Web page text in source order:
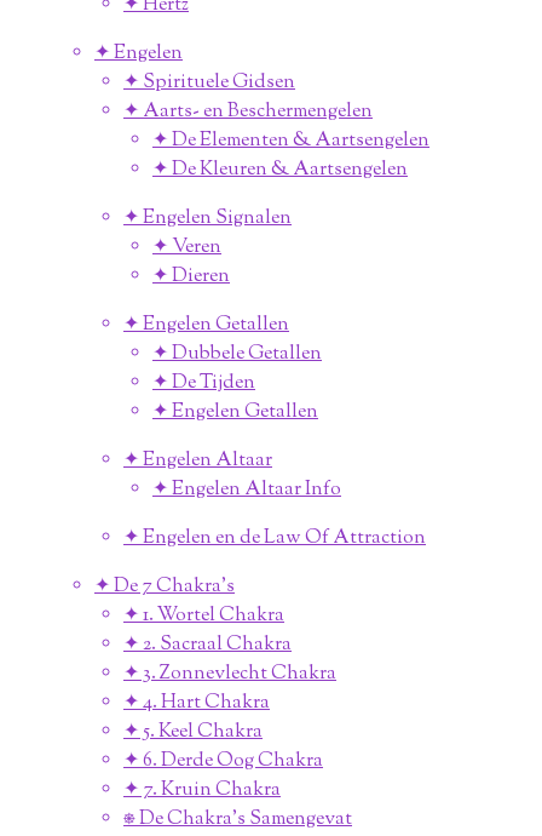
✦ Hertz
✦ Engelen
✦ Spirituele Gidsen
✦ Aarts- en Beschermengelen
✦ De Elementen & Aartsengelen
✦ De Kleuren & Aartsengelen
✦ Engelen Signalen
✦ Veren
✦ Dieren
✦ Engelen Getallen
✦ Dubbele Getallen
✦ De Tijden
✦ Engelen Getallen
✦ Engelen Altaar
✦ Engelen Altaar Info
✦ Engelen en de Law Of Attraction
✦ De 7 Chakra's
✦ 1. Wortel Chakra
✦ 2. Sacraal Chakra
✦ 3. Zonnevlecht Chakra
✦ 4. Hart Chakra
✦ 5. Keel Chakra
✦ 6. Derde Oog Chakra
✦ 7. Kruin Chakra
⎈ De Chakra's Samengevat